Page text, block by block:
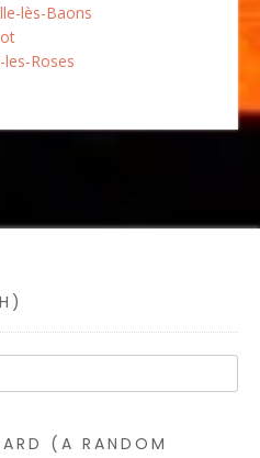
lès-Baons
les-Roses
(A RANDOM